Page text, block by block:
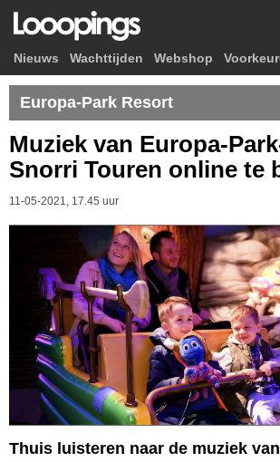
Nieuws Wachttijden Webshop
Europa-Park Resort
Muziek van Europa-
Snorri Touren online te
11-05-2021, 17.45 uur
Thuis luisteren naar de muziek